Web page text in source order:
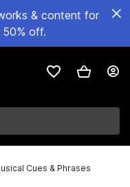
& content for
off.
Cues & Phrases